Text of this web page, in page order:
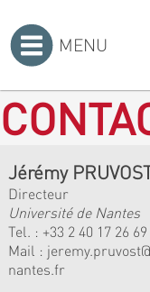
MENU
Jérémy
Directeur
Université de Nantes
Tel. : +33 2 40 17 26 69
Mail :
nantes.fr